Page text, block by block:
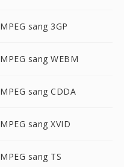
MPEG sang 3GP
MPEG sang WEBM
MPEG sang CDDA
MPEG sang XVID
MPEG sang TS